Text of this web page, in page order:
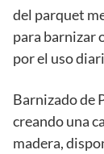
del parquet
para barnizar
por el uso
Barnizado de
creando una
madera,